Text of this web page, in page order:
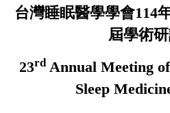
台灣睡眠醫學學會114
屆學術
23rdAnnual Meeting
Sleep